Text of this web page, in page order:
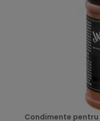
Condimente